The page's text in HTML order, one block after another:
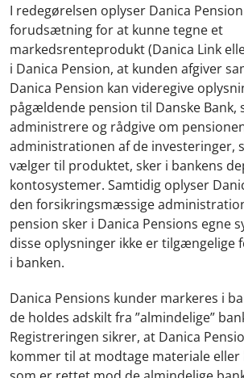
I redegørelsen oplyser Danica
forudsætning for at kunne tegne et
markedsrenteprodukt (Danica Link
i Danica Pension, at kunden afgiver
Danica Pension kan videregive
pågældende pension til Danske Bank,
administrere og rådgive om
administrationen af de investeringer,
vælger til produktet, sker i bankens
kontosystemer. Samtidig oplyser
den forsikringsmæssige
pension sker i Danica Pensions egne
disse oplysninger ikke er tilgængelige
i banken.
Danica Pensions kunder markeres i
de holdes adskilt fra ”almindelige”
Registreringen sikrer, at Danica
kommer til at modtage materiale eller